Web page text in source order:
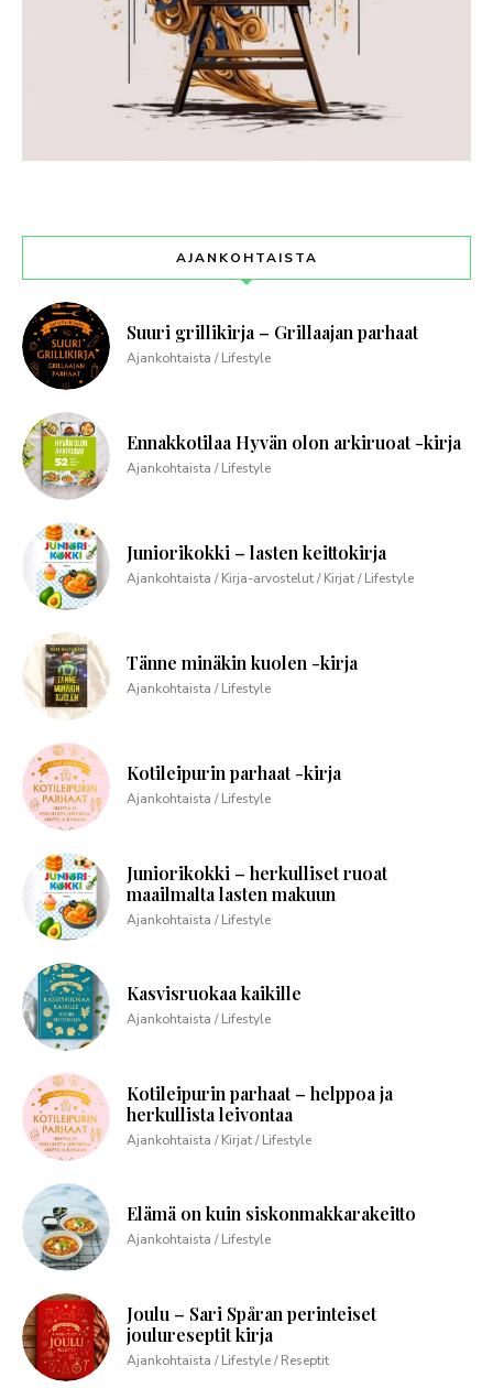
AJANKOHTAISTA
Suuri grillikirja – Grillaajan parhaat
Ajankohtaista / Lifestyle
Ennakkotilaa Hyvän olon arkiruoat -kirja
Ajankohtaista / Lifestyle
Juniorikokki – lasten keittokirja
Ajankohtaista / Kirja-arvostelut / Kirjat / Lifestyle
Tänne minäkin kuolen -kirja
Ajankohtaista / Lifestyle
Kotileipurin parhaat -kirja
Ajankohtaista / Lifestyle
Juniorikokki – herkulliset ruoat
maailmalta lasten makuun
Ajankohtaista / Lifestyle
Kasvisruokaa kaikille
Ajankohtaista / Lifestyle
Kotileipurin parhaat – helppoa ja
herkullista leivontaa
Ajankohtaista / Kirjat / Lifestyle
Elämä on kuin siskonmakkarakeitto
Ajankohtaista / Lifestyle
Joulu – Sari Spåran perinteiset
joulureseptit kirja
Ajankohtaista / Lifestyle / Reseptit